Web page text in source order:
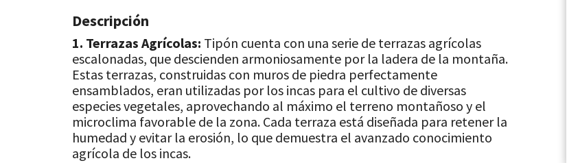
Descripción
1. Terrazas Agrícolas: Tipón cuenta con una serie de terrazas agrícolas
escalonadas, que descienden armoniosamente por la ladera de la montaña.
Estas terrazas, construidas con muros de piedra perfectamente
ensamblados, eran utilizadas por los incas para el cultivo de diversas
especies vegetales, aprovechando al máximo el terreno montañoso y el
microclima favorable de la zona. Cada terraza está diseñada para retener la
humedad y evitar la erosión, lo que demuestra el avanzado conocimiento
agrícola de los incas.